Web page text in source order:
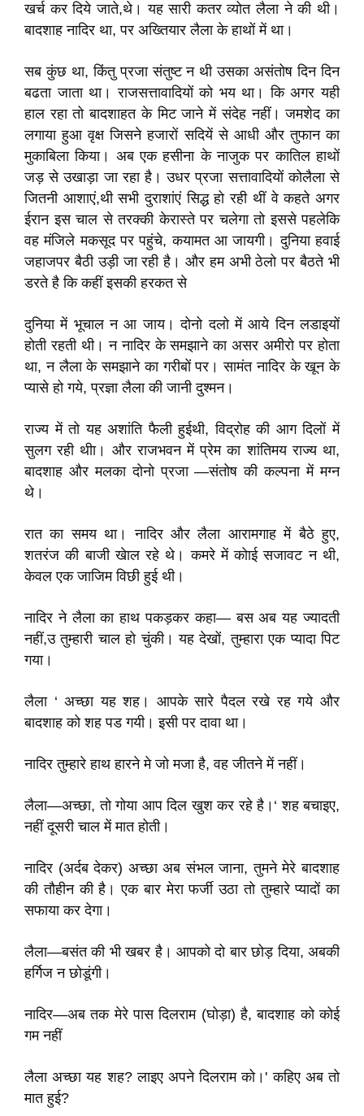
खर्च कर दिये जाते,थे। यह सारी कतर व्योत लैला ने की थी।
बादशाह नादिर था, पर अख्तियार लैला के हाथों में था।
सब कुंछ था, किंतु प्रजा संतुष्ट न थी उसका असंतोष दिन दिन
बढता जाता था। राजसत्तावादियों को भय था। कि अगर यही
हाल रहा तो बादशाहत के मिट जाने में संदेह नहीं। जमशेद का
लगाया हुआ वृक्ष जिसने हजारों सदियें से आधी और तुफान का
मुकाबिला किया। अब एक हसीना के नाजुक पर कातिल हाथों
जड़ से उखाड़ा जा रहा है। उधर प्रजा सत्तावादियों कोलैला से
जितनी आशाएं,थी सभी दुराशांएं सिद्ध हो रही थीं वे कहते अगर
ईरान इस चाल से तरक्की केरास्ते पर चलेगा तो इससे पहलेकि
वह मंजिले मकसूद पर पहुंचे, कयामत आ जायगी। दुनिया हवाई
जहाजपर बैठी उड़ी जा रही है। और हम अभी ठेलो पर बैठते भी
डरते है कि कहीं इसकी हरकत से
दुनिया में भूचाल न आ जाय। दोनो दलो में आये दिन लडाइयों
होती रहती थी। न नादिर के समझाने का असर अमीरो पर होता
था, न लैला के समझाने का गरीबों पर। सामंत नादिर के खून के
प्यासे हो गये, प्रज्ञा लैला की जानी दुश्मन।
राज्य में तो यह अशांति फैली हुईथी, विद्रोह की आग दिलों में
सुलग रही थीा। और राजभवन में प्रेम का शांतिमय राज्य था,
बादशाह और मलका दोनो प्रजा —संतोष की कल्पना में मग्न
थे।
रात का समय था। नादिर और लैला आरामगाह में बैठे हुए,
शतरंज की बाजी खेाल रहे थे। कमरे में कोाई सजावट न थी,
केवल एक जाजिम विछी हुई थी।
नादिर ने लैला का हाथ पकड़कर कहा— बस अब यह ज्यादती
नहीं,उ तुम्हारी चाल हो चुंकी। यह देखों, तुम्हारा एक प्यादा पिट
गया।
लैला ‘ अच्छा यह शह। आपके सारे पैदल रखे रह गये और
बादशाह को शह पड गयी। इसी पर दावा था।
नादिर तुम्हारे हाथ हारने मे जो मजा है, वह जीतने में नहीं।
लैला—अच्छा, तो गोया आप दिल खुश कर रहे है।‘ शह बचाइए,
नहीं दूसरी चाल में मात होती।
नादिर (अर्दब देकर) अच्छा अब संभल जाना, तुमने मेरे बादशाह
की तौहीन की है। एक बार मेरा फर्जी उठा तो तुम्हारे प्यादों का
सफाया कर देगा।
लैला—बसंत की भी खबर है। आपको दो बार छोड़ दिया, अबकी
हर्गिज न छोडूंगी।
नादिर—अब तक मेरे पास दिलराम (घोड़ा) है, बादशाह को कोई
गम नहीं
लैला अच्छा यह शह? लाइए अपने दिलराम को।' कहिए अब तो
मात हुई?